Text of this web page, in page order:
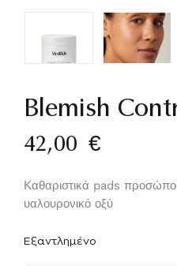
Blemish
42,00 €
Καθαριστικά pads
υαλουρονικό οξύ
Εξαντλημένο